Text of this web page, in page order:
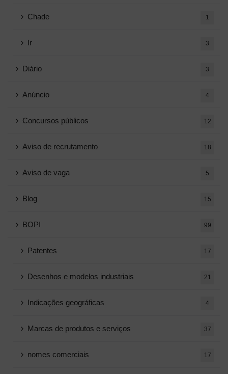
Chade 1
Ir 3
Diário 3
Anúncio 4
Concursos públicos 12
Aviso de recrutamento 18
Aviso de vaga 5
Blog 15
BOPI 99
Patentes 17
Desenhos e modelos industriais 21
Indicações geográficas 4
Marcas de produtos e serviços 37
nomes comerciais 17